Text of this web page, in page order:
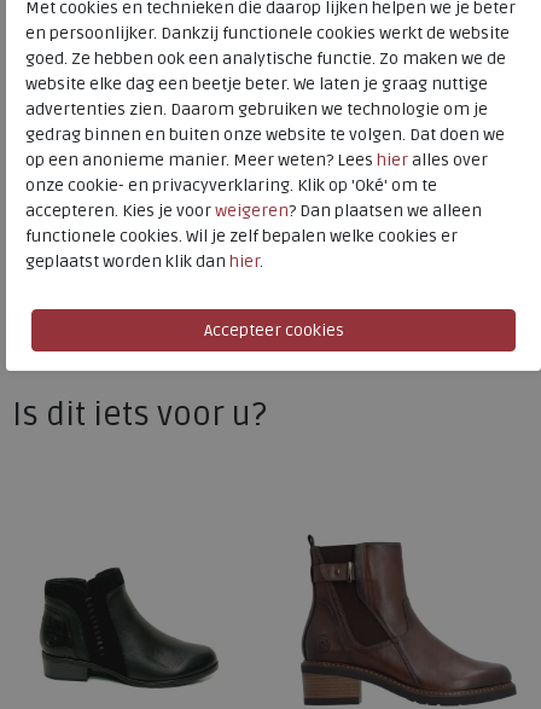
Remonte
Toon alles vanRemonte
Naar allelaarzen
Naar alleRemonte laarzen
Materiaal
Leer
Wijdtemaat
g
Uitneembaar voetbed
ja
Is dit iets voor u?
Met cookies en technieken die daarop lijken helpen we je beter
en persoonlijker. Dankzij functionele cookies werkt de website
goed. Ze hebben ook een analytische functie. Zo maken we de
website elke dag een beetje beter. We laten je graag nuttige
advertenties zien. Daarom gebruiken we technologie om je
gedrag binnen en buiten onze website te volgen. Dat doen we
op een anonieme manier. Meer weten? Lees hieralles over
onze cookie- en privacyverklaring. Klik op 'Oké' om te
accepteren. Kies je voorweigeren? Dan plaatsen we alleen
functionele cookies. Wil je zelf bepalen welke cookies er
geplaatst worden klik dan hier.